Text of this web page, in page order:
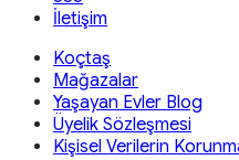
İletişim
Koçtaş
Mağazalar
Yaşayan Evler Blog
Üyelik Sözleşmesi
Kişisel Verilerin